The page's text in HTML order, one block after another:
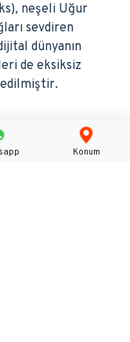
neşeli Uğur
sevdiren
dünyanın
de eksiksiz
Konum